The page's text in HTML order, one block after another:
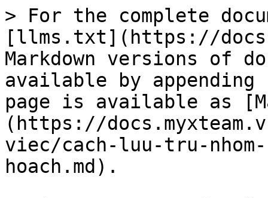
> For the complete
[llms.txt](https://
Markdown versions of
available by
page is available as
(https://
viec/cach-luu-tru-
hoach.md).